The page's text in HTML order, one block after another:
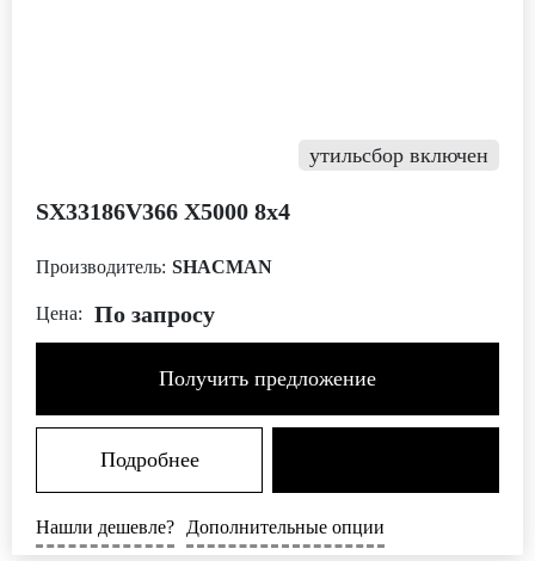
утильсбор включен
SX33186V366 Х5000 8х4
Производитель: SHACMAN
Цена: По запросу
Получить предложение
Подробнее
Нашли дешевле? Дополнительные опции